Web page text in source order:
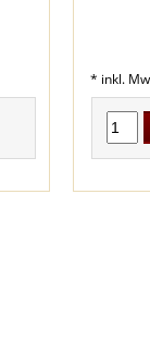
* inkl.